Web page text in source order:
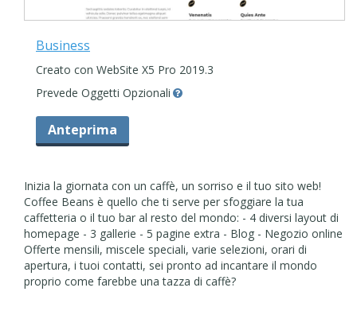
Business
Creato con WebSite X5 Pro 2019.3
Prevede Oggetti Opzionali
Anteprima
Inizia la giornata con un caffè, un sorriso e il tuo sito web!
Coffee Beans è quello che ti serve per sfoggiare la tua
caffetteria o il tuo bar al resto del mondo: - 4 diversi layout di
homepage - 3 gallerie - 5 pagine extra - Blog - Negozio online
Offerte mensili, miscele speciali, varie selezioni, orari di
apertura, i tuoi contatti, sei pronto ad incantare il mondo
proprio come farebbe una tazza di caffè?